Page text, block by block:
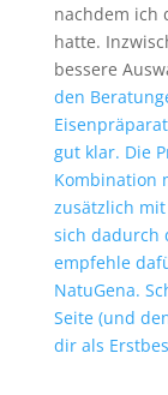
nachdem ich
hatte.
bessere
den
gut klar. Die
Kombination
zusätzlich
sich dadurch
empfehle
NatuGena.
Seite (und
dir als